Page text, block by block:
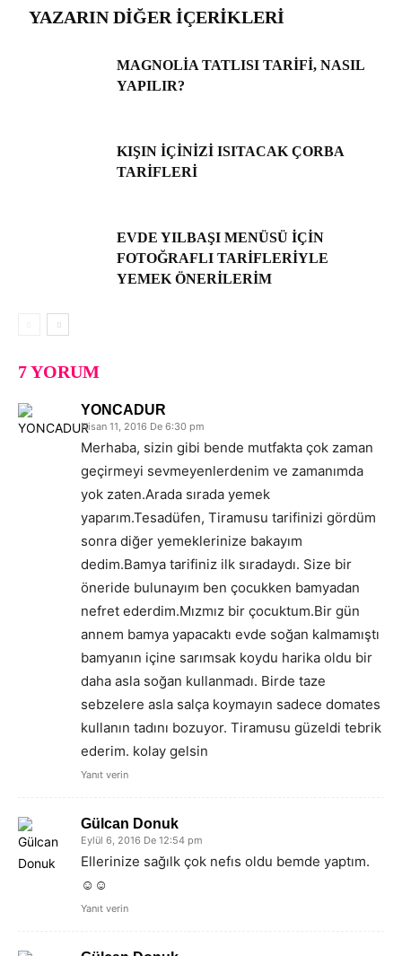
YAZARIN DIĞER İÇERIKLERI
MAGNOLIA TATLISI TARIFI, NASIL
YAPILIR?
KIŞIN İÇINIZI ISITACAK ÇORBA
TARIFLERI
EVDE YILBAŞI MENÜSÜ IÇIN
FOTOĞRAFLI TARIFLERIYLE
YEMEK ÖNERILERIM
7 YORUM
YONCADUR
Nisan 11, 2016 De 6:30 pm
Merhaba, sizin gibi bende mutfakta çok zaman
geçirmeyi sevmeyenlerdenim ve zamanımda
yok zaten.Arada sırada yemek
yaparım.Tesadüfen, Tiramusu tarifinizi gördüm
sonra diğer yemeklerinize bakayım
dedim.Bamya tarifiniz ilk sıradaydı. Size bir
öneride bulunayım ben çocukken bamyadan
nefret ederdim.Mızmız bir çocuktum.Bir gün
annem bamya yapacaktı evde soğan kalmamıştı
bamyanın içine sarımsak koydu harika oldu bir
daha asla soğan kullanmadı. Birde taze
sebzelere asla salça koymayın sadece domates
kullanın tadını bozuyor. Tiramusu güzeldi tebrik
ederim. kolay gelsin
Yanıt verin
Gülcan Donuk
Eylül 6, 2016 De 12:54 pm
Ellerinize sağılk çok nefıs oldu bemde yaptım.
☺☺
Yanıt verin